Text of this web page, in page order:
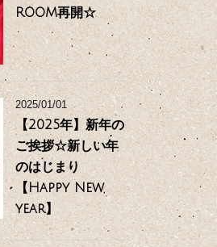
ROOM再開☆
2025/01/01
【2025年】新年の
ご挨拶☆新しい年
のはじまり
【Happy New
year】